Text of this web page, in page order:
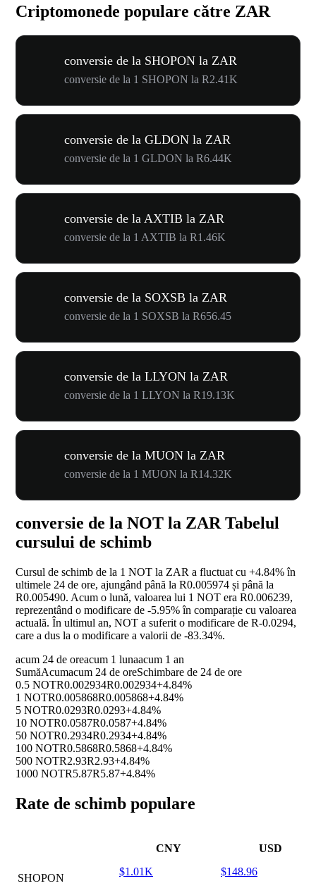
Criptomonede populare către ZAR
conversie de la SHOPON la ZAR
conversie de la 1 SHOPON la R2.41K
conversie de la GLDON la ZAR
conversie de la 1 GLDON la R6.44K
conversie de la AXTIB la ZAR
conversie de la 1 AXTIB la R1.46K
conversie de la SOXSB la ZAR
conversie de la 1 SOXSB la R656.45
conversie de la LLYON la ZAR
conversie de la 1 LLYON la R19.13K
conversie de la MUON la ZAR
conversie de la 1 MUON la R14.32K
conversie de la NOT la ZAR Tabelul
cursului de schimb
Cursul de schimb de la 1 NOT la ZAR a fluctuat cu +4.84%în
ultimele 24 de ore, ajungând până la R0.005974 și până la
R0.005490. Acum o lună, valoarea lui 1 NOT era R0.006239,
reprezentând o modificare de -5.95%în comparație cu valoarea
actuală. În ultimul an, NOT a suferit o modificare de R-0.0294,
care a dus la o modificare a valorii de -83.34%.
acum 24 de oreacum 1 lunaacum 1 an
SumăAcumacum 24 de oreSchimbare de 24 de ore
0.5 NOTR0.002934R0.002934+4.84%
1 NOTR0.005868R0.005868+4.84%
5 NOTR0.0293R0.0293+4.84%
10 NOTR0.0587R0.0587+4.84%
50 NOTR0.2934R0.2934+4.84%
100 NOTR0.5868R0.5868+4.84%
500 NOTR2.93R2.93+4.84%
1000 NOTR5.87R5.87+4.84%
Rate de schimb populare
CNY USD
SHOPON
$1.01K $148.96